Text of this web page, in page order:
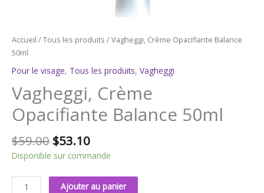
Accueil /Tous les produits / Vagheggi, Crème Opacifiante Balance
50ml
Pour le visage, Tous les produits, Vagheggi
Vagheggi, Crème
Opacifiante Balance 50ml
$59.00 $53.10
Disponible sur commande
Ajouter au panier